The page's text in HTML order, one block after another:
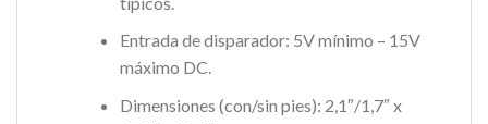
Entrada de disparador: 5V mínimo – 15V
máximo DC.
Dimensiones (con/sin pies): 2,1″/1,7″ x